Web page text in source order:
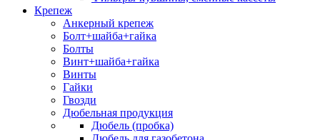
Крепеж
Анкерный крепеж
Болт+шайба+гайка
Болты
Винт+шайба+гайка
Винты
Гайки
Гвозди
Дюбельная продукция
Дюбель (пробка)